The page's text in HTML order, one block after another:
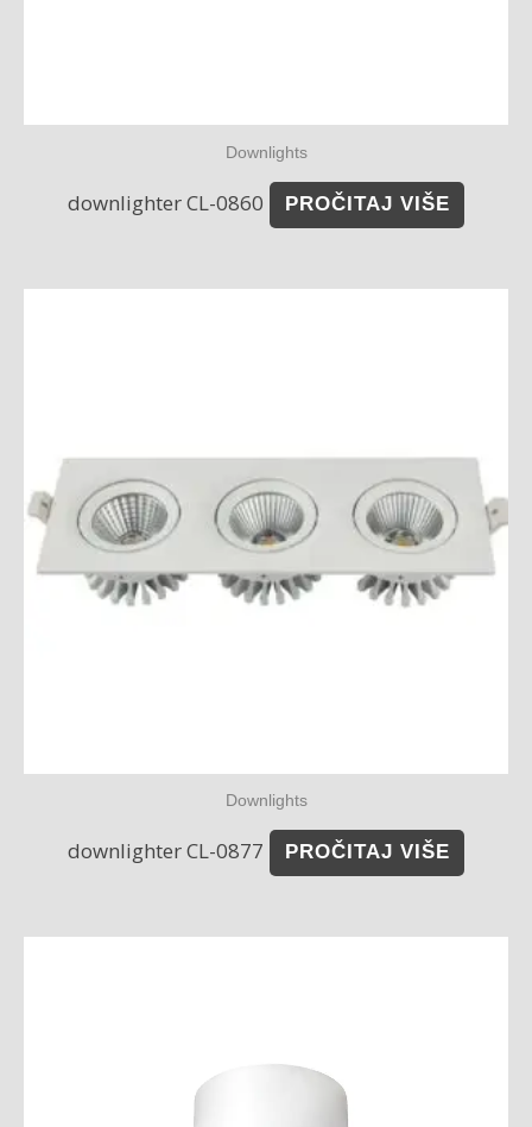
Downlights
downlighter CL-0860 PROČITAJ VIŠE
Downlights
downlighter CL-0877 PROČITAJ VIŠE